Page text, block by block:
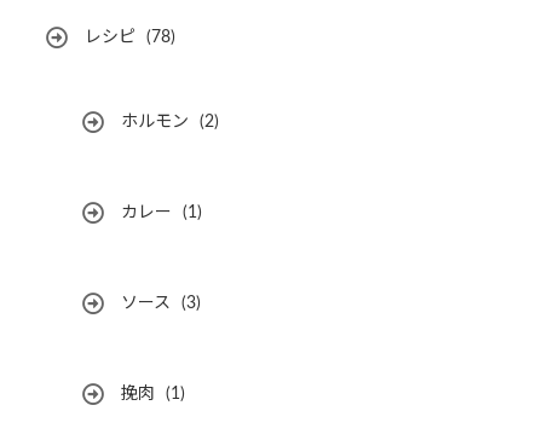
レシピ (78)
ホルモン (2)
カレー (1)
ソース (3)
挽肉 (1)